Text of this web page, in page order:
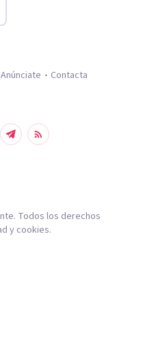
Anúnciate Contacta
Todos los derechos
y cookies.